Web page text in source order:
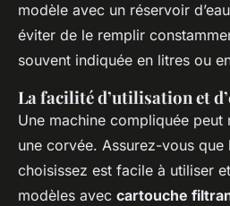
modèle avec un réservoir
éviter de le remplir
souvent indiquée en litres ou
La facilité d’utilisation et
Une machine compliquée peut
une corvée. Assurez-vous que
choisissez est facile à utiliser
modèles avec cartouche